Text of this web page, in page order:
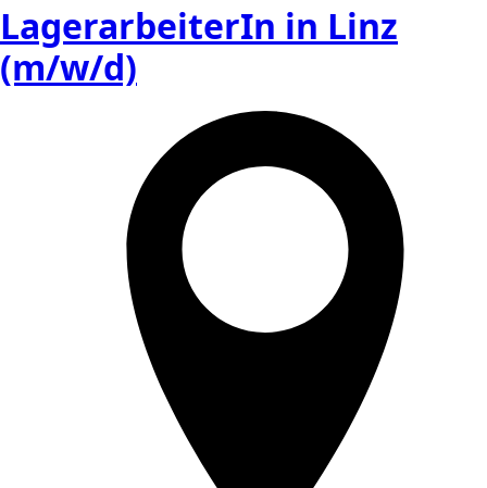
LagerarbeiterIn in Linz
(m/w/d)